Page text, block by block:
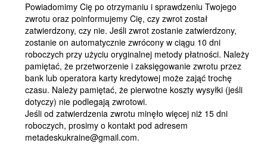
Powiadomimy Cię po otrzymaniu i sprawdzeniu Twojego
zwrotu oraz poinformujemy Cię, czy zwrot został
zatwierdzony, czy nie. Jeśli zwrot zostanie zatwierdzony,
zostanie on automatycznie zwrócony w ciągu 10 dni
roboczych przy użyciu oryginalnej metody płatności. Należy
pamiętać, że przetworzenie i zaksięgowanie zwrotu przez
bank lub operatora karty kredytowej może zająć trochę
czasu. Należy pamiętać, że pierwotne koszty wysyłki (jeśli
dotyczy) nie podlegają zwrotowi.
Jeśli od zatwierdzenia zwrotu minęło więcej niż 15 dni
roboczych, prosimy o kontakt pod adresem
metadeskukraine@gmail.com.